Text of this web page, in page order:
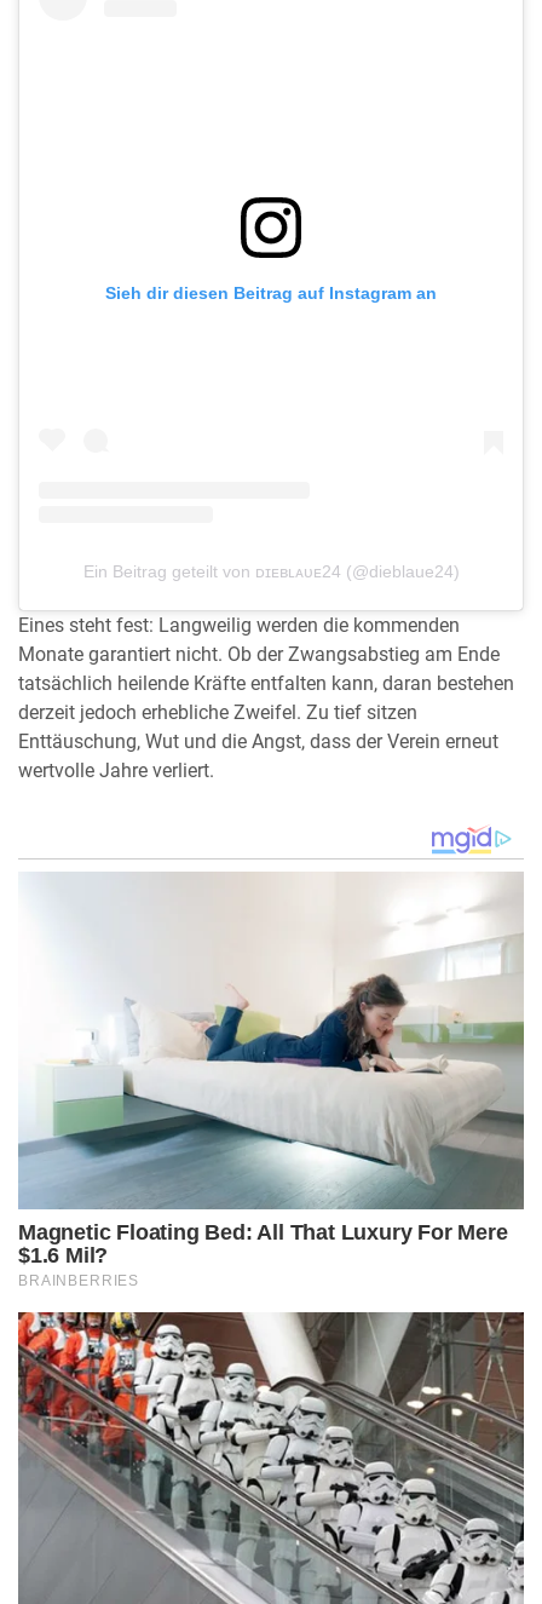
Sieh dir diesen Beitrag auf Instagram an
Ein Beitrag geteilt von ᴅɪᴇʙʟᴀᴜᴇ24 (@dieblaue24)
Eines steht fest: Langweilig werden die kommenden
Monate garantiert nicht. Ob der Zwangsabstieg am Ende
tatsächlich heilende Kräfte entfalten kann, daran bestehen
derzeit jedoch erhebliche Zweifel. Zu tief sitzen
Enttäuschung, Wut und die Angst, dass der Verein erneut
wertvolle Jahre verliert.